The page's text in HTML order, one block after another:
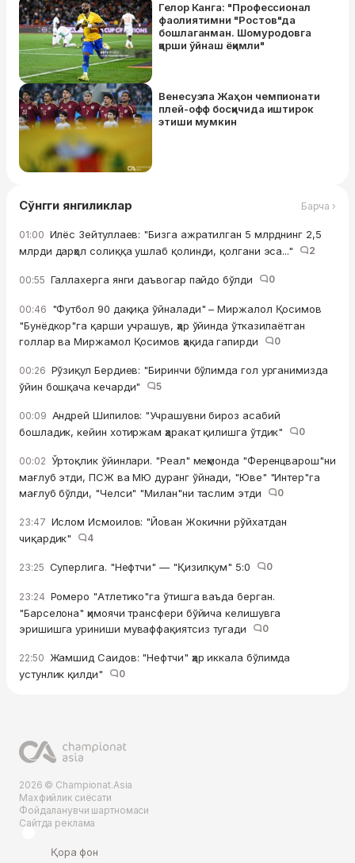
Гелор Канга: "Профессионал
фаолиятимни "Ростов"да
бошлаганман. Шомуродовга
қарши ўйнаш ёқимли"
Венесуэла Жаҳон чемпионати
плей-офф босқичида иштирок
этиши мумкин
Сўнгги янгиликлар Барча ›
01:00 Илёс Зейтуллаев: "Бизга ажратилган 5 млрднинг 2,5
млрди дарҳол солиққа ушлаб қолинди, қолгани эса..."
2
00:55 Галлахерга янги даъвогар пайдо бўлди 0
00:46 "Футбол 90 дақиқа ўйналади" – Миржалол Қосимов
"Бунёдкор"га қарши учрашув, ҳар ўйинда ўтказилаётган
голлар ва Миржамол Қосимов ҳақида гапирди
0
00:26 Рўзиқул Бердиев: "Биринчи бўлимда гол урганимизда
ўйин бошқача кечарди"
5
00:09 Андрей Шипилов: "Учрашувни бироз асабий
бошладик, кейин хотиржам ҳаракат қилишга ўтдик"
0
00:02 Ўртоқлик ўйинлари. "Реал" меҳмонда "Ференцварош"ни
мағлуб этди, ПСЖ ва МЮ дуранг ўйнади, "Юве" "Интер"га
мағлуб бўлди, "Челси" "Милан"ни таслим этди
0
23:47 Ислом Исмоилов: "Йован Жокични рўйхатдан
чиқардик"
4
23:25 Суперлига. "Нефтчи" — "Қизилқум" 5:0 0
23:24 Ромеро "Атлетико"га ўтишга ваъда берган.
"Барселона" ҳимоячи трансфери бўйича келишувга
эришишга уриниши муваффақиятсиз тугади
0
22:50 Жамшид Саидов: "Нефтчи" ҳар иккала бўлимда
устунлик қилди"
0
2026 © Championat.Asia
Махфийлик сиёсати
Фойдаланувчи шартномаси
Сайтда реклама
Қора фон